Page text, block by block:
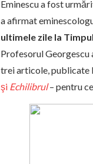
Eminescu a fost
a afirmat
ultimele zile la
Profesorul Georgescu
trei articole, publicate
şi Echilibrul – pentru